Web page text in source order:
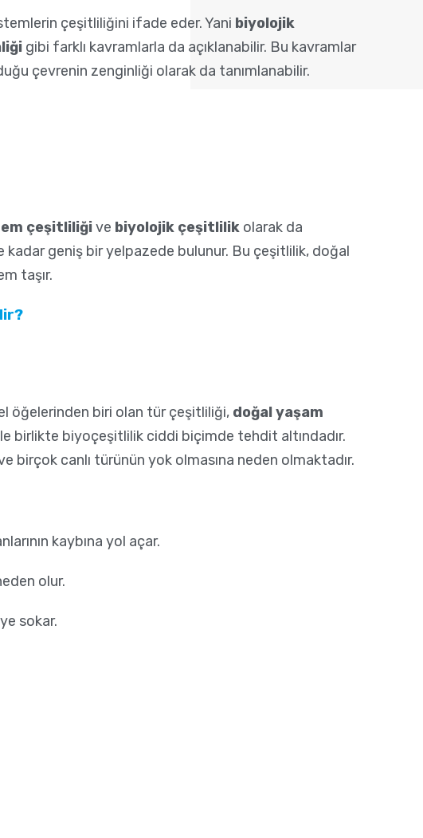
çeşitliliğini ifade eder. Yani biyolojik
gibi farklı kavramlarla da açıklanabilir. Bu kavramlar
çevrenin zenginliği olarak da tanımlanabilir.
çeşitliliğive biyolojik çeşitlilik olarak da
geniş bir yelpazede bulunur. Bu çeşitlilik, doğal
taşır.
öğelerinden biri olan tür çeşitliliği, doğal yaşam
birlikte biyoçeşitlilik ciddi biçimde tehdit altındadır.
canlı türünün yok olmasına neden olmaktadır.
kaybına yol açar.
olur.
sokar.